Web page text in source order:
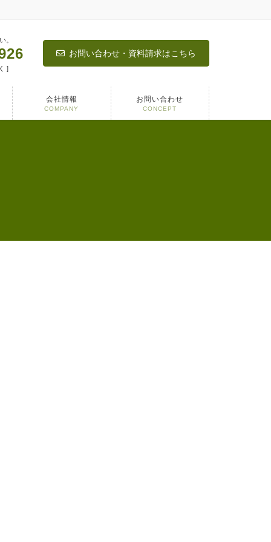
。
]
お問い合わせ・資料請求はこちら
会社情報
COMPANY
お問い合わせ
CONCEPT